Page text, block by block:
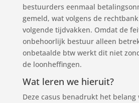
bestuurders eenmaal
gemeld, wat volgens de
volgende tijdvakken. Omdat de
onbehoorlijk bestuur alleen
onbetaalde btw werkt dit niet
de loonheffingen.
Wat leren we hieruit?
Deze casus benadrukt het belang